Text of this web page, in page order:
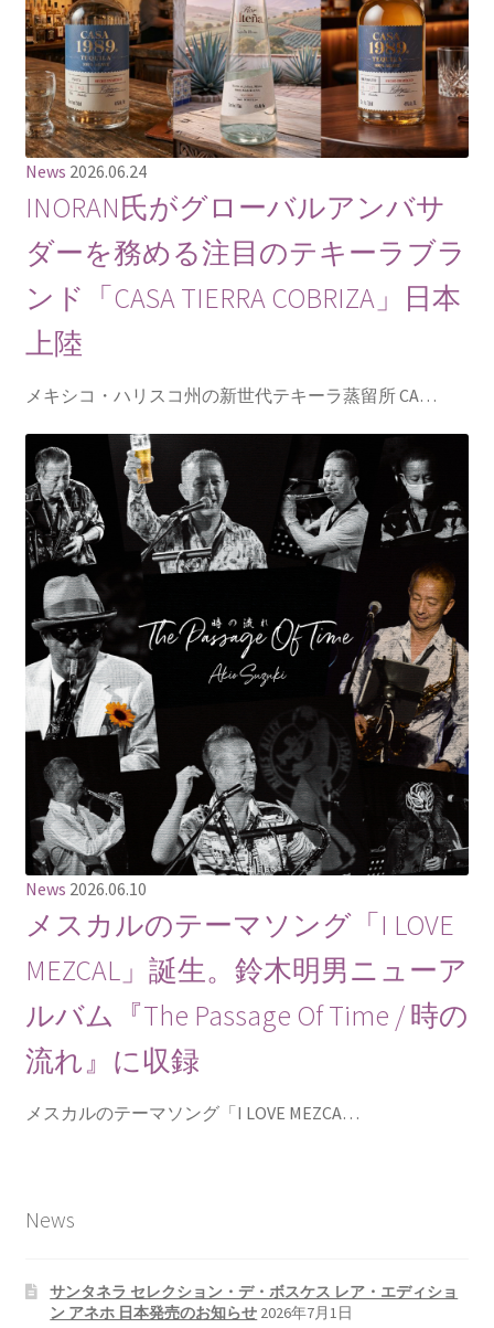
News 2026.06.24
INORAN氏がグローバルアンバサ
ダーを務める注目のテキーラブラ
ンド「CASA TIERRA COBRIZA」日本
上陸
メキシコ・ハリスコ州の新世代テキーラ蒸留所 CA…
News 2026.06.10
メスカルのテーマソング「I LOVE
MEZCAL」誕生。鈴木明男ニューア
ルバム『The Passage Of Time / 時の
流れ』に収録
メスカルのテーマソング「I LOVE MEZCA…
News
サンタネラ セレクション・デ・ボスケス レア・エディショ
ン アネホ 日本発売のお知らせ 2026年7月1日